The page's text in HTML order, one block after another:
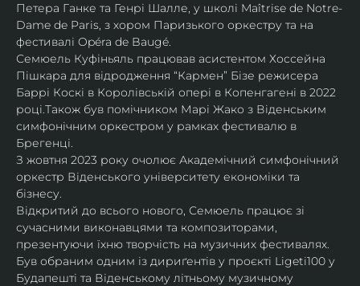
Петера Ганке та Генрі Шалле, у школі Maîtrise de Notre-
Dame de Paris, з хором Паризького оркестру та на
фестивалі Opéra de Baugé.
Семюель Куфіньяль працював асистентом Хоссейна
Пішкара для відродження “Кармен” Бізе режисера
Баррі Коскі в Королівській опері в Копенгагені в 2022
році.Також був помічником Марі Жако з Віденським
симфонічним оркестром у рамках фестивалю в
Брегенці.
З жовтня 2023 року очолює Академічний симфонічний
оркестр Віденського університету економіки та
бізнесу.
Відкритий до всього нового, Семюель працює зі
сучасними виконавцями та композиторами,
презентуючи їхню творчість на музичних фестивалях.
Був обраним одним із дириґентів у проєкті Ligeti100 у
Будапешті та Віденському літньому музичному